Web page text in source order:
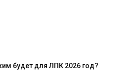
будет для ЛПК 2026 год?